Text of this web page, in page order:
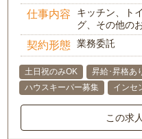
仕事内容
キッチン、ト
グ、その他の
契約形態 業務委託
土日祝のみOK 昇給･昇格あ
ハウスキーパー募集
インセ
この求